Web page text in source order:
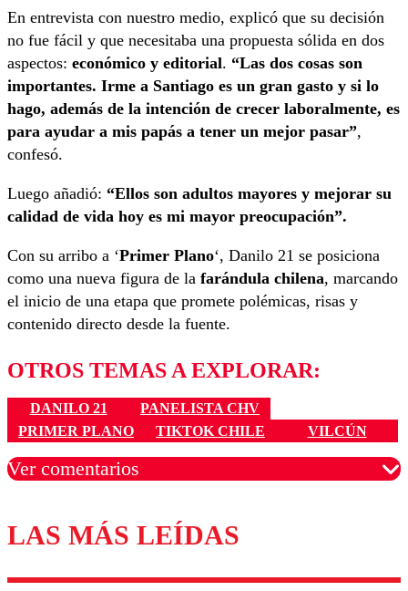
En entrevista con nuestro medio, explicó que su decisión
no fue fácil y que necesitaba una propuesta sólida en dos
aspectos: económico y editorial. “Las dos cosas son
importantes. Irme a Santiago es un gran gasto y si lo
hago, además de la intención de crecer laboralmente, es
para ayudar a mis papás a tener un mejor pasar”,
confesó.
Luego añadió: “Ellos son adultos mayores y mejorar su
calidad de vida hoy es mi mayor preocupación”.
Con su arribo a ‘Primer Plano‘, Danilo 21 se posiciona
como una nueva figura de la farándula chilena, marcando
el inicio de una etapa que promete polémicas, risas y
contenido directo desde la fuente.
OTROS TEMAS A EXPLORAR:
DANILO 21
PANELISTA CHV
PRIMER PLANO
TIKTOK CHILE VILCÚN
Ver comentarios
Los comentarios son moderados para garantizar un
diálogo respetuoso.
LAS MÁS LEÍDAS